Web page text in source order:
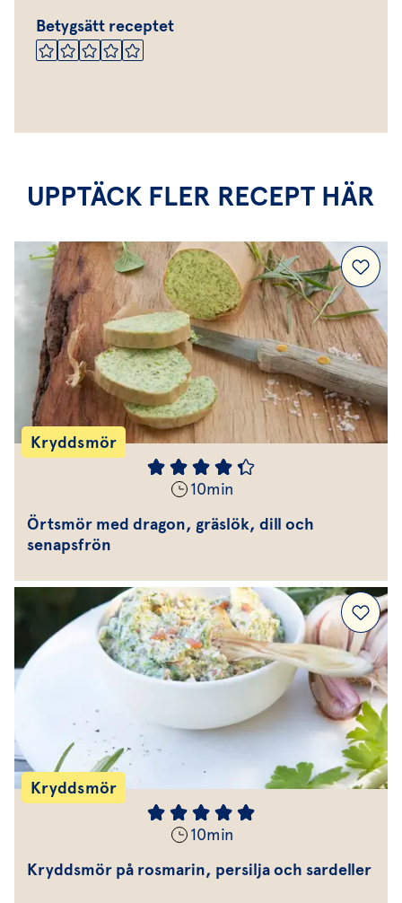
Betygsätt receptet
UPPTÄCK FLER RECEPT HÄR
Kryddsmör
10min
Örtsmör med dragon, gräslök, dill och
senapsfrön
Kryddsmör
10min
Kryddsmör på rosmarin, persilja och sardeller